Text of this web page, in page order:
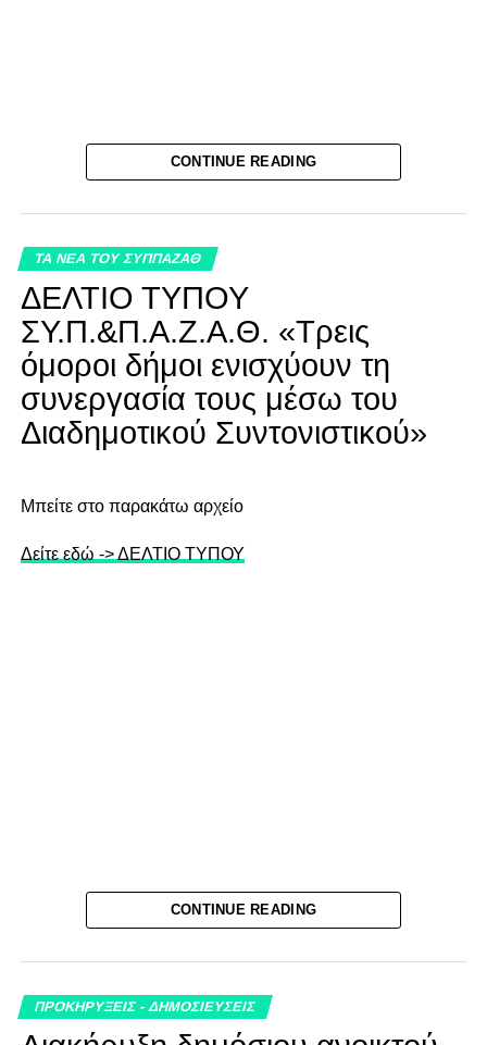
CONTINUE READING
ΤΑ ΝΕΑ ΤΟΥ ΣΥΠΠΑΖΑΘ
ΔΕΛΤΙΟ ΤΥΠΟΥ
ΣΥ.Π.&Π.Α.Ζ.Α.Θ. «Τρεις
όμοροι δήμοι ενισχύουν τη
συνεργασία τους μέσω του
Διαδημοτικού Συντονιστικού»
Mπείτε στο παρακάτω αρχείο
Δείτε εδώ -> ΔΕΛΤΙΟ ΤΥΠΟΥ
CONTINUE READING
ΠΡΟΚΗΡΥΞΕΙΣ - ΔΗΜΟΣΙΕΥΣΕΙΣ